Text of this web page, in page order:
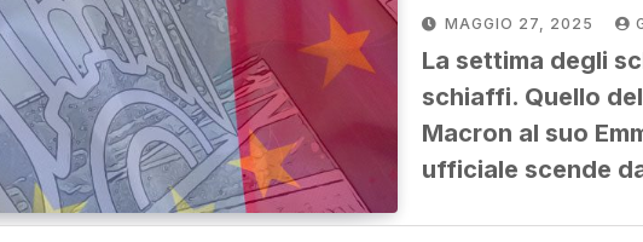
MAGGIO 27, 2025
La settima degli
schiaffi. Quello
Macron al suo
ufficiale scende